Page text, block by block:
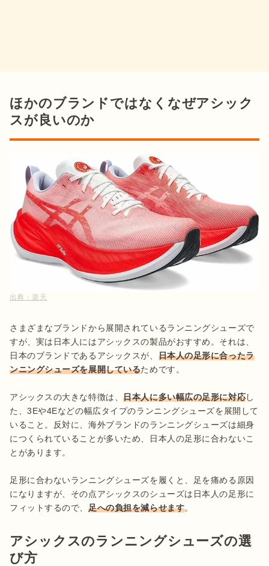
ほかのブランドではなくなぜアシック
スが良いのか
出典： 楽天
さまざまなブランドから展開されているランニングシューズで
すが、実は日本人にはアシックスの製品がおすすめ。それは、
日本のブランドであるアシックスが、 日本人の足形に合ったラ
ンニングシューズを展開しているためです。
アシックスの大きな特徴は、日本人に多い幅広の足形に対応し
た、3Eや4Eなどの幅広タイプのランニングシューズを展開して
いること。反対に、海外ブランドのランニングシューズは細身
につくられていることが多いため、日本人の足形に合わないこ
とがあります。
足形に合わないランニングシューズを履くと、足を痛める原因
になりますが、その点アシックスのシューズは日本人の足形に
フィットするので、足への負担を減らせます。
アシックスのランニングシューズの選
び方